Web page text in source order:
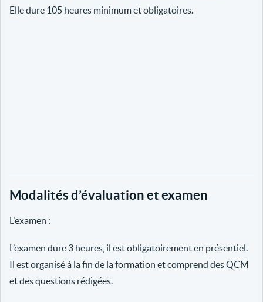
Elle dure 105 heures minimum et obligatoires.
Modalités d’évaluation et examen
L'examen :
L’examen dure 3 heures, il est obligatoirement en présentiel.
Il est organisé à la fin de la formation et comprend des QCM
et des questions rédigées.